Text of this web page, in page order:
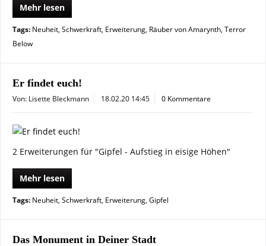
Mehr lesen
Tags: Neuheit, Schwerkraft, Erweiterung, Räuber von Amarynth, Terror
Below
Er findet euch!
Von: Lisette Bleckmann 18.02.20 14:45 0 Kommentare
2 Erweiterungen für "Gipfel - Aufstieg in eisige Höhen"
Mehr lesen
Tags: Neuheit, Schwerkraft, Erweiterung, Gipfel
Das Monument in Deiner Stadt